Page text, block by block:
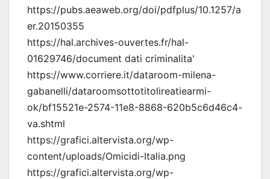
https://pubs.aeaweb.org/doi/pdfplus/10.1257/a
er.20150355
https://hal.archives-ouvertes.fr/hal-
01629746/document dati criminalita'
https://www.corriere.it/dataroom-milena-
gabanelli/dataroomsottotitolireatiearmi-
ok/bf15521e-2574-11e8-8868-620b5c6d46c4-
va.shtml
https://grafici.altervista.org/wp-
content/uploads/Omicidi-Italia.png
https://grafici.altervista.org/wp-